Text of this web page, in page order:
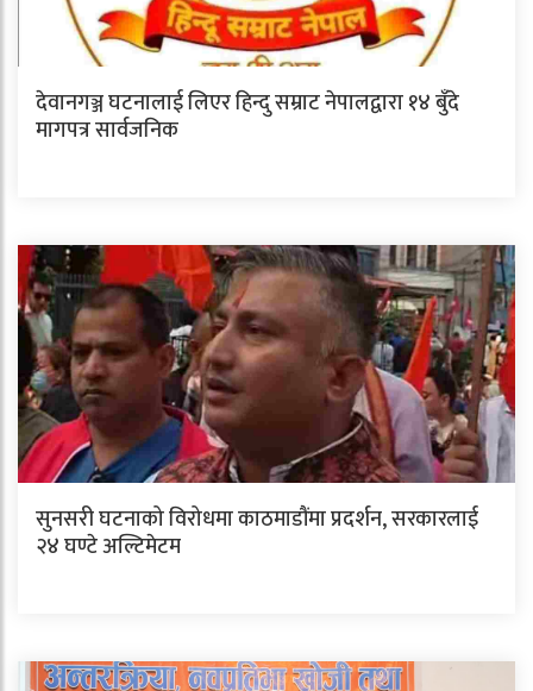
देवानगञ्ज घटनालाई लिएर हिन्दु सम्राट नेपालद्वारा १४ बुँदे
मागपत्र सार्वजनिक
सुनसरी घटनाको विरोधमा काठमाडौंमा प्रदर्शन, सरकारलाई
२४ घण्टे अल्टिमेटम